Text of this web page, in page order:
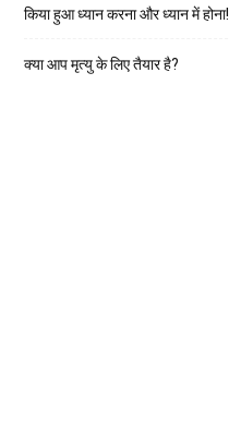
किया हुआ ध्यान करना और ध्यान में होना!
क्या आप मृत्यु के लिए तैयार है?